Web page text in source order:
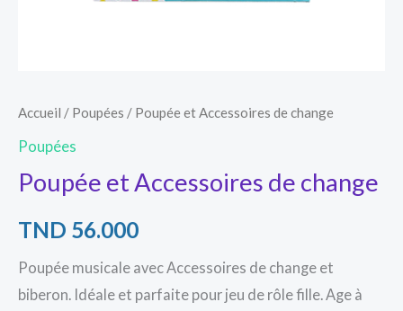
Accueil / Poupées / Poupée et Accessoires de change
Poupées
Poupée et Accessoires de change
TND 56.000
Poupée musicale avec Accessoires de change et
biberon. Idéale et parfaite pour jeu de rôle fille. Age à